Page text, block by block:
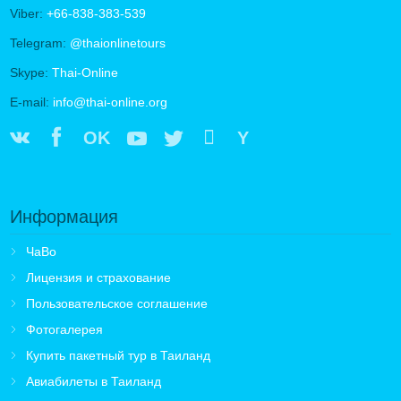
Viber: +66-838-383-539
Telegram: @thaionlinetours
Skype: Thai-Online
E-mail: info@thai-online.org
OK Y
Информация
ЧаВо
Лицензия и страхование
Пользовательское соглашение
Фотогалерея
Купить пакетный тур в Таиланд
Авиабилеты в Таиланд